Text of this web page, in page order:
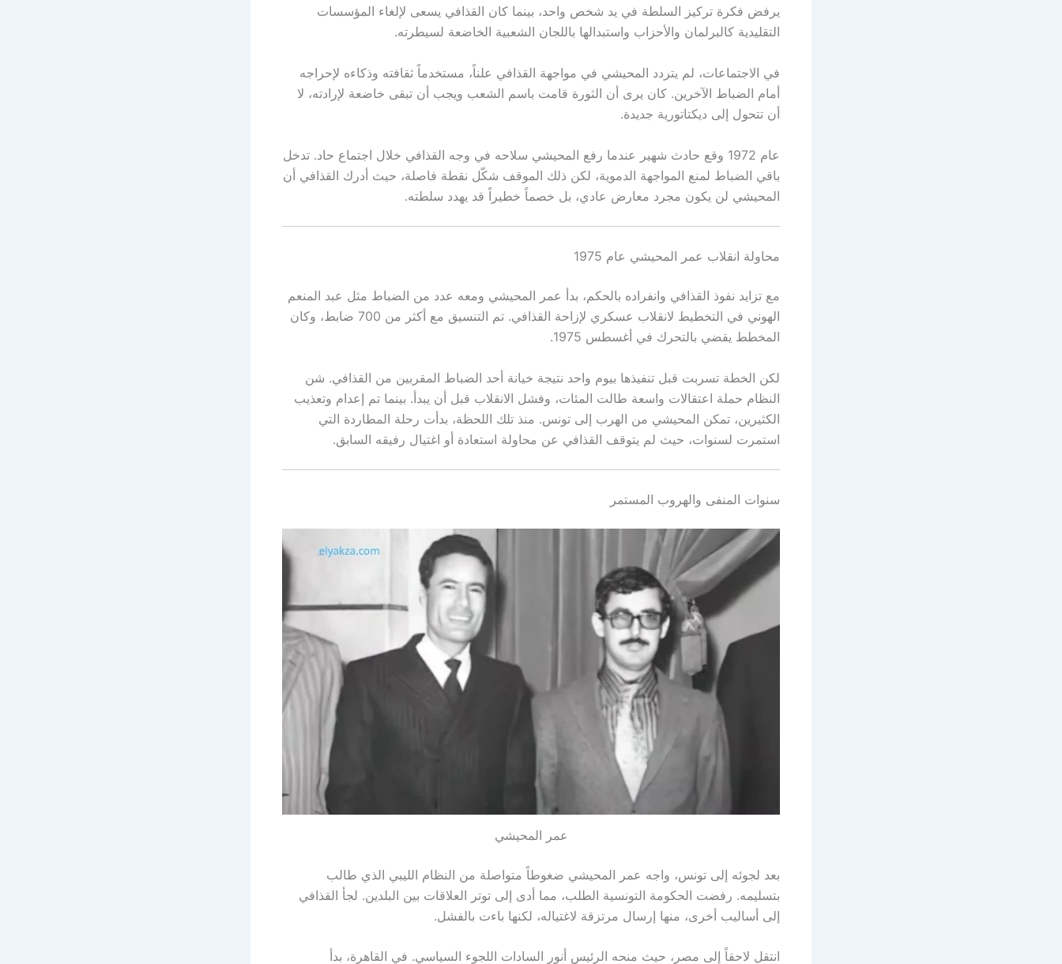
يرفض فكرة تركيز السلطة في يد شخص واحد، بينما كان القذافي يسعى لإلغاء المؤسسات
التقليدية كالبرلمان والأحزاب واستبدالها باللجان الشعبية الخاضعة لسيطرته.
في الاجتماعات، لم يتردد المحيشي في مواجهة القذافي علناً، مستخدماً ثقافته وذكاءه لإحراجه
أمام الضباط الآخرين. كان يرى أن الثورة قامت باسم الشعب ويجب أن تبقى خاضعة لإرادته، لا
أن تتحول إلى ديكتاتورية جديدة.
عام 1972 وقع حادث شهير عندما رفع المحيشي سلاحه في وجه القذافي خلال اجتماع حاد. تدخل
باقي الضباط لمنع المواجهة الدموية، لكن ذلك الموقف شكّل نقطة فاصلة، حيث أدرك القذافي أن
المحيشي لن يكون مجرد معارض عادي، بل خصماً خطيراً قد يهدد سلطته.
محاولة انقلاب عمر المحيشي عام 1975
مع تزايد نفوذ القذافي وانفراده بالحكم، بدأ عمر المحيشي ومعه عدد من الضباط مثل عبد المنعم
الهوني في التخطيط لانقلاب عسكري لإزاحة القذافي. تم التنسيق مع أكثر من 700 ضابط، وكان
المخطط يقضي بالتحرك في أغسطس 1975.
لكن الخطة تسربت قبل تنفيذها بيوم واحد نتيجة خيانة أحد الضباط المقربين من القذافي. شن
النظام حملة اعتقالات واسعة طالت المئات، وفشل الانقلاب قبل أن يبدأ. بينما تم إعدام وتعذيب
الكثيرين، تمكن المحيشي من الهرب إلى تونس. منذ تلك اللحظة، بدأت رحلة المطاردة التي
استمرت لسنوات، حيث لم يتوقف القذافي عن محاولة استعادة أو اغتيال رفيقه السابق.
سنوات المنفى والهروب المستمر
عمر المحيشي
بعد لجوئه إلى تونس، واجه عمر المحيشي ضغوطاً متواصلة من النظام الليبي الذي طالب
بتسليمه. رفضت الحكومة التونسية الطلب، مما أدى إلى توتر العلاقات بين البلدين. لجأ القذافي
إلى أساليب أخرى، منها إرسال مرتزقة لاغتياله، لكنها باءت بالفشل.
انتقل لاحقاً إلى مصر، حيث منحه الرئيس أنور السادات اللجوء السياسي. في القاهرة، بدأ